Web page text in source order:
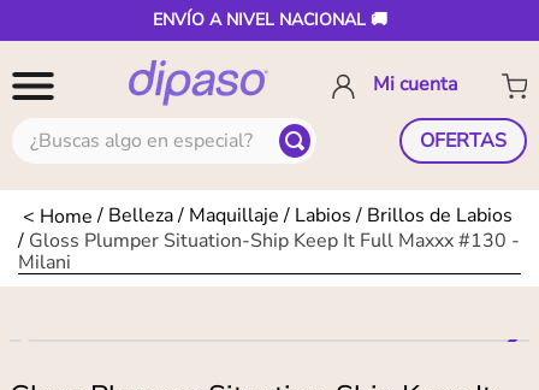
ENVÍO A NIVEL NACIONAL 🚚
¿Buscas algo en especial? OFERTAS
Belleza Maquillaje Labios
Brillos de Labios
Gloss Plumper Situation-Ship Keep It Full Maxxx #130 -
Milani